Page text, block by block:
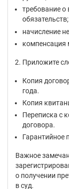
требование
обязательств;
начисление
компенсация
Приложите
Копия
года.
Копия
Переписка с
договора.
Гарантийное
Важное
о получении
в суд.